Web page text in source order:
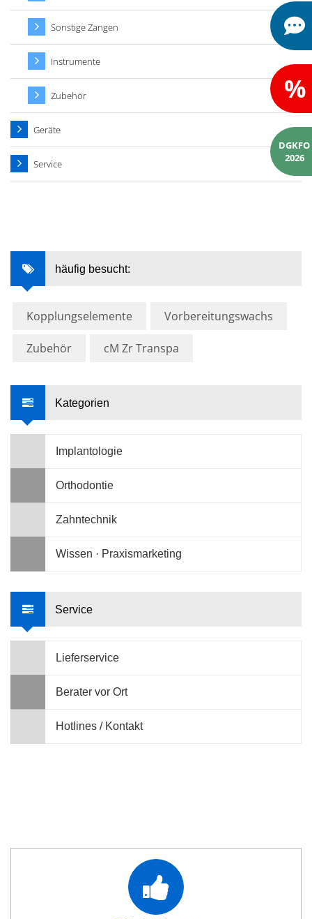
Sonstige Zangen
Instrumente
Zubehör
Geräte
Service
häufig besucht:
Kopplungselemente Vorbereitungswachs
Zubehör cM Zr Transpa
Kategorien
Implantologie
Orthodontie
Zahntechnik
Wissen · Praxismarketing
Service
Lieferservice
Berater vor Ort
Hotlines / Kontakt
%
DGKFO
2026